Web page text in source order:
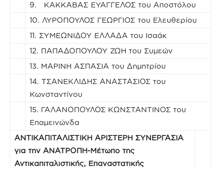
9. ΚΑΚΚΑΒΑΣ ΕΥΑΓΓΕΛΟΣ του Αποστόλου
10. ΛΥΡΟΠΟΥΛΟΣ ΓΕΩΡΓΙΟΣ του Ελευθερίου
11. ΣΥΜΕΩΝΙΔΟΥ ΕΛΛΑΔΑ του Ισαάκ
12. ΠΑΠΑΔΟΠΟΥΛΟΥ ΖΩΗ του Συμεών
13. ΜΑΡΙΝΗ ΑΣΠΑΣΙΑ του Δημητρίου
14. ΤΣΑΝΕΚΛΙΔΗΣ ΑΝΑΣΤΑΣΙΟΣ του
Κωνσταντίνου
15. ΓΑΛΑΝΟΠΟΥΛΟΣ ΚΩΝΣΤΑΝΤΙΝΟΣ του
Επαμεινώνδα
ΑΝΤΙΚΑΠΙΤΑΛΙΣΤΙΚΗ ΑΡΙΣΤΕΡΗ ΣΥΝΕΡΓΑΣΙΑ
για την ΑΝΑΤΡΟΠΗ-Μέτωπο της
Αντικαπιταλιστικής, Επαναστατικής